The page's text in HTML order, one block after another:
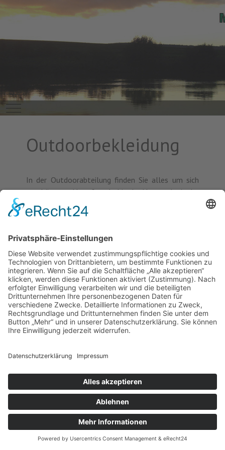
Mobile Menu Toggle
Outdoorbekleidung
In der Outdoorabteilung finden Sie alles um sich
geschützt und komfortabel in der Natur oder in der
Freizeit aufzuhalten.
anderem Hosen, Jacken, Hemden, Schuhe sowie
Thermobekleidung u.v.m.
Schalfsäcke, Zelte, Gaskocher, Thermoskannen
usw. vervollständigen unser Sortiment.
Kontakt & Info|Datenschutz
© MF Angel- & Outdoorwelt 2026, Powered by
byTheme-Point|Cookie-Einstellungen